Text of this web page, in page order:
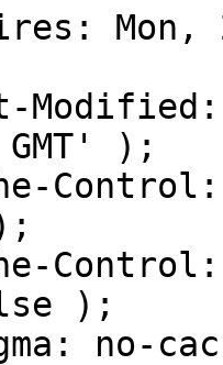
Mon,
);
);
no-